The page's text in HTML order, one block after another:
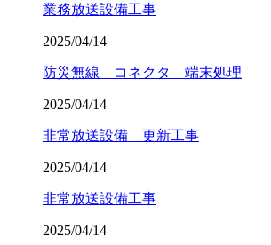
業務放送設備工事
2025/04/14
防災無線 コネクタ 端末処理
2025/04/14
非常放送設備 更新工事
2025/04/14
非常放送設備工事
2025/04/14